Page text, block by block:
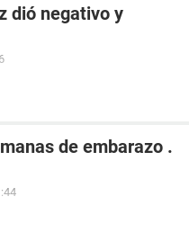
dió negativo y
de embarazo .